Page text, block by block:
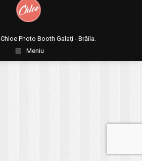
Chloe Photo Booth Galați - Brăila.
Meniu